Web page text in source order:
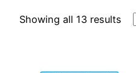
Showing all 13 results